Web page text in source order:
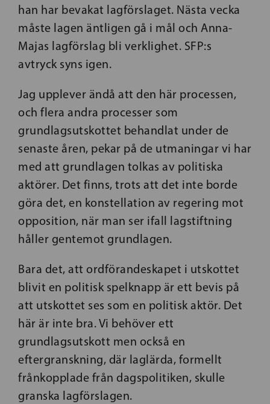
han har bevakat lagförslaget. Nästa vecka
måste lagen äntligen gå i mål och Anna-
Majas lagförslag bli verklighet. SFP:s
avtryck syns igen.
Jag upplever ändå att den här processen,
och flera andra processer som
grundlagsutskottet behandlat under de
senaste åren, pekar på de utmaningar vi har
med att grundlagen tolkas av politiska
aktörer. Det finns, trots att det inte borde
göra det, en konstellation av regering mot
opposition, när man ser ifall lagstiftning
håller gentemot grundlagen.
Bara det, att ordförandeskapet i utskottet
blivit en politisk spelknapp är ett bevis på
att utskottet ses som en politisk aktör. Det
här är inte bra. Vi behöver ett
grundlagsutskott men också en
eftergranskning, där laglärda, formellt
frånkopplade från dagspolitiken, skulle
granska lagförslagen.